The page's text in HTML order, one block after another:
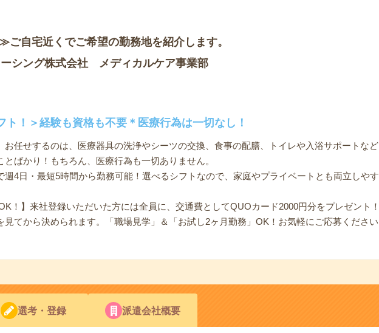
自宅近くでご希望の勤務地を紹介します。
シング株式会社 メディカルケア事業部
ト！＞経験も資格も不要＊医療行為は一切なし！
お任せするのは、医療器具の洗浄やシーツの交換、食事の配膳、トイレや入浴サポートなど
ばかり！もちろん、医療行為も一切ありません。
4日・最短5時間から勤務可能！選べるシフトなので、家庭やプライベートとも両立しやす
！】来社登録いただいた方には全員に、交通費としてQUOカード2000円分をプレゼント！
見てから決められます。「職場見学」＆「お試し2ヶ月勤務」OK！お気軽にご応募ください
選考・登録 派遣会社概要